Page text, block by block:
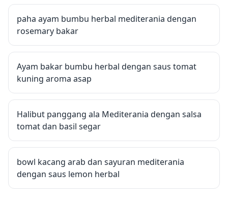
paha ayam bumbu herbal mediterania dengan
rosemary bakar
Ayam bakar bumbu herbal dengan saus tomat
kuning aroma asap
Halibut panggang ala Mediterania dengan salsa
tomat dan basil segar
bowl kacang arab dan sayuran mediterania
dengan saus lemon herbal